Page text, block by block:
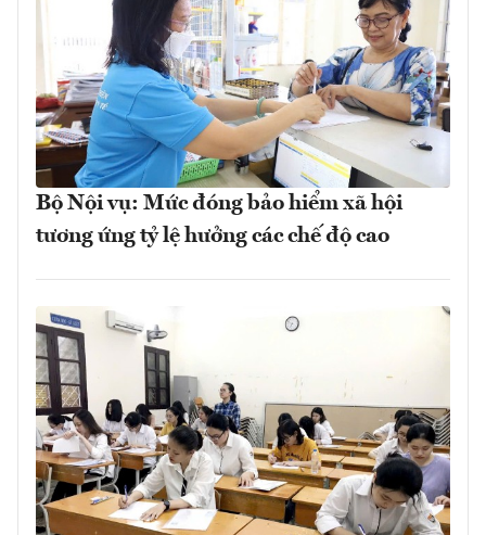
Bộ Nội vụ: Mức đóng bảo hiểm xã hội
tương ứng tỷ lệ hưởng các chế độ cao